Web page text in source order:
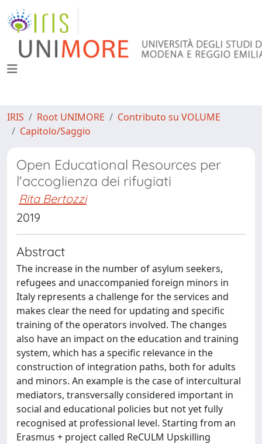
IRIS Root UNIMORE
Contributo su VOLUME
Capitolo/Saggio
Open Educational Resources per
l'accoglienza dei rifugiati
Rita Bertozzi
2019
Abstract
The increase in the number of asylum seekers,
refugees and unaccompanied foreign minors in
Italy represents a challenge for the services and
makes clear the need for updating and specific
training of the operators involved. The changes
also have an impact on the education and training
system, which has a specific relevance in the
construction of integration paths, both for adults
and minors. An example is the case of intercultural
mediators, transversally considered important in
social and educational policies but not yet fully
recognised at professional level. Starting from an
Erasmus + project called ReCULM Upskilling